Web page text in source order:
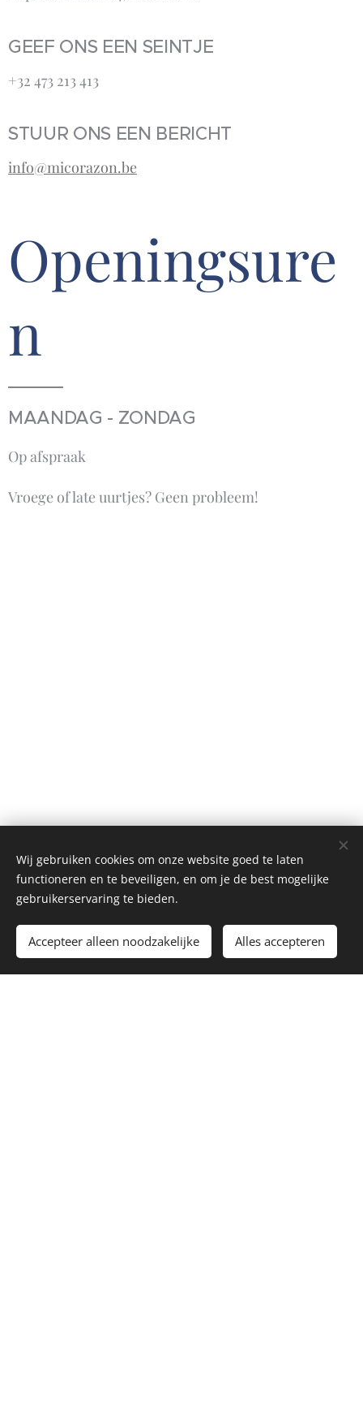
Toevoegen aan de winkelwagen
GEEF ONS EEN SEINTJE
+32 473 213 413‬
STUUR ONS EEN BERICHT
info@micorazon.be
Openingsure
n
MAANDAG - ZONDAG
Op afspraak
Vroege of late uurtjes? Geen probleem!
Wij gebruiken cookies om onze website goed te laten
functioneren en te beveiligen, en om je de best mogelijke
gebruikerservaring te bieden.
Accepteer alleen noodzakelijke Alles accepteren